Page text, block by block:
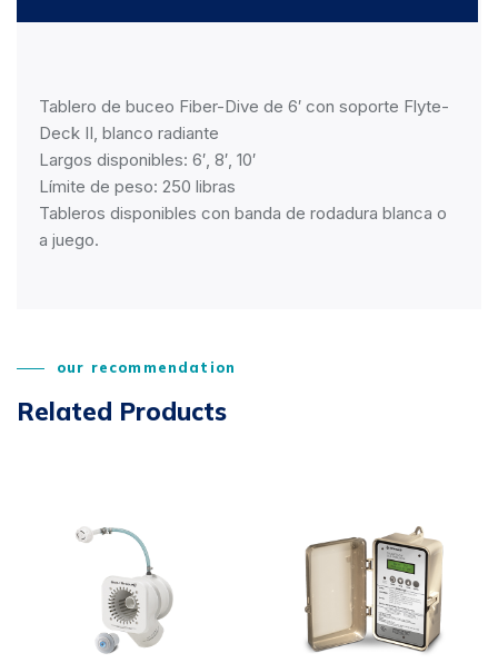
Tablero de buceo Fiber-Dive de 6′ con soporte Flyte-
Deck II, blanco radiante
Largos disponibles: 6′, 8′, 10′
Límite de peso: 250 libras
Tableros disponibles con banda de rodadura blanca o
a juego.
our recommendation
Related Products